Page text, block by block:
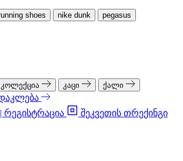
shoes nike dunk
pegasus
კაცი
ქალი
რეგისტრაცია
შეკვეთის თრექინგი